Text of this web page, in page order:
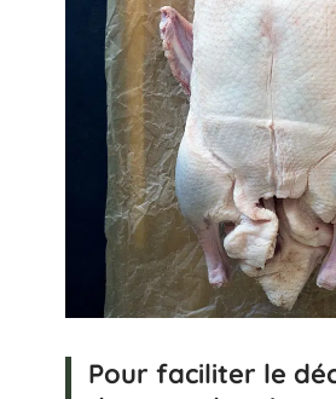
Pour faciliter le